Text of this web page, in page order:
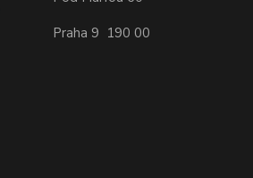
Praha 9 190 00